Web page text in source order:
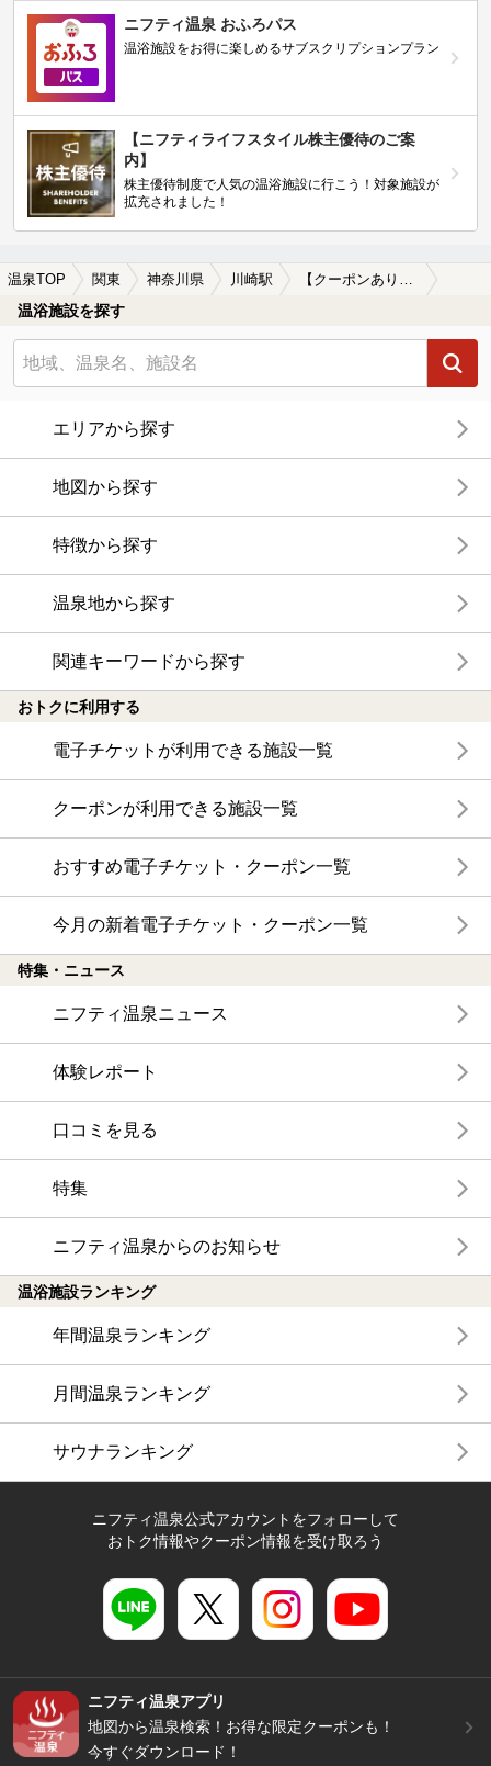
ニフティ温泉 おふろパス
温浴施設をお得に楽しめるサブスクリプションプラン
【ニフティライフスタイル株主優待のご案
内】
株主優待制度で人気の温浴施設に行こう！対象施設が
拡充されました！
温泉TOP 関東 神奈川県 川崎駅 【クーポンあり】子連れOKな川崎駅近くの温泉、日帰り温泉、スーパー銭湯おすすめ
温浴施設を探す
エリアから探す
地図から探す
特徴から探す
温泉地から探す
関連キーワードから探す
おトクに利用する
電子チケットが利用できる施設一覧
クーポンが利用できる施設一覧
おすすめ電子チケット・クーポン一覧
今月の新着電子チケット・クーポン一覧
特集・ニュース
ニフティ温泉ニュース
体験レポート
口コミを見る
特集
ニフティ温泉からのお知らせ
温浴施設ランキング
年間温泉ランキング
月間温泉ランキング
サウナランキング
ニフティ温泉公式アカウントをフォローして
おトク情報やクーポン情報を受け取ろう
ニフティ温泉アプリ
地図から温泉検索！お得な限定クーポンも！
今すぐダウンロード！